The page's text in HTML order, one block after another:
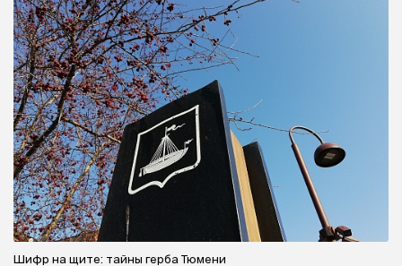
Шифр на щите: тайны герба Тюмени